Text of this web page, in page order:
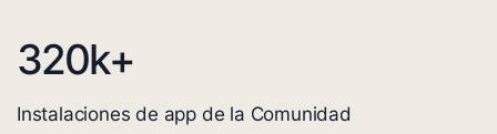
320k+
Instalaciones de app de la Comunidad